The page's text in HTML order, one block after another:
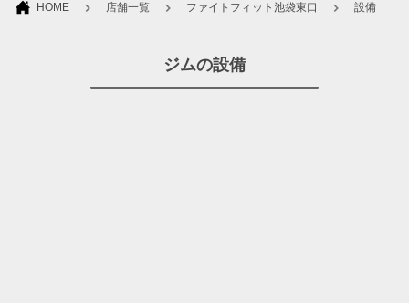
HOME 店舗一覧 ファイトフィット池袋東口 設備
ジムの設備